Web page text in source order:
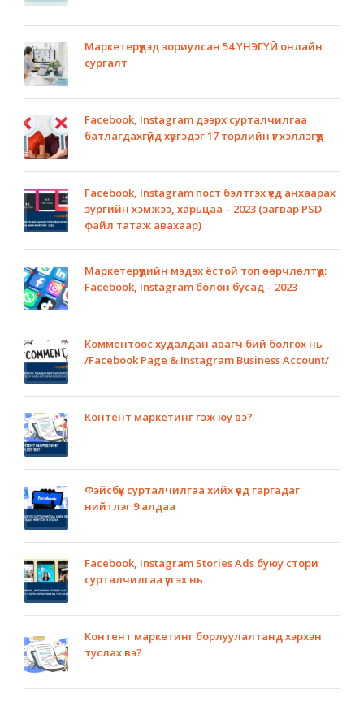
Маркетерүүдэд зориулсан 54 ҮНЭГҮЙ онлайн
сургалт
Facebook, Instagram дээрх сурталчилгаа
батлагдахгүйд хүргэдэг 17 төрлийн үг хэллэгүүд
Facebook, Instagram пост бэлтгэх үед анхаарах
зургийн хэмжээ, харьцаа – 2023 (загвар PSD
файл татаж авахаар)
Маркетерүүдийн мэдэх ёстой топ өөрчлөлтүүд:
Facebook, Instagram болон бусад – 2023
Комментоос худалдан авагч бий болгох нь
/Facebook Page & Instagram Business Account/
Контент маркетинг гэж юу вэ?
Фэйсбүүк сурталчилгаа хийх үед гаргадаг
нийтлэг 9 алдаа
Facebook, Instagram Stories Ads буюу стори
сурталчилгаа үүсгэх нь
Контент маркетинг борлуулалтанд хэрхэн
туслах вэ?